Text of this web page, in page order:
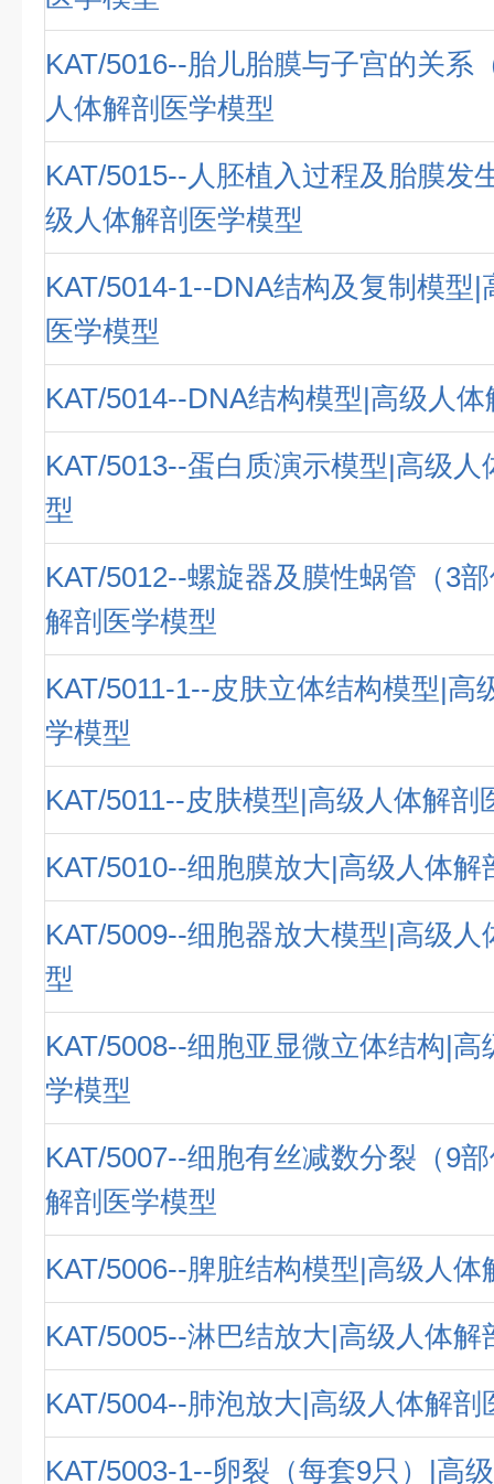
KAT/5016--胎儿胎膜与子宫的关系
人体解剖医学模型
KAT/5015--人胚植入过程及胎膜发
级人体解剖医学模型
KAT/5014-1--DNA结构及复制模型|
医学模型
KAT/5014--DNA结构模型|高级人
KAT/5013--蛋白质演示模型|高级人
型
KAT/5012--螺旋器及膜性蜗管（3
解剖医学模型
KAT/5011-1--皮肤立体结构模型|高
学模型
KAT/5011--皮肤模型|高级人体解剖
KAT/5010--细胞膜放大|高级人体解
KAT/5009--细胞器放大模型|高级人
型
KAT/5008--细胞亚显微立体结构|高
学模型
KAT/5007--细胞有丝减数分裂（9
解剖医学模型
KAT/5006--脾脏结构模型|高级人体
KAT/5005--淋巴结放大|高级人体解
KAT/5004--肺泡放大|高级人体解剖
KAT/5003-1--卵裂（每套9只）|高